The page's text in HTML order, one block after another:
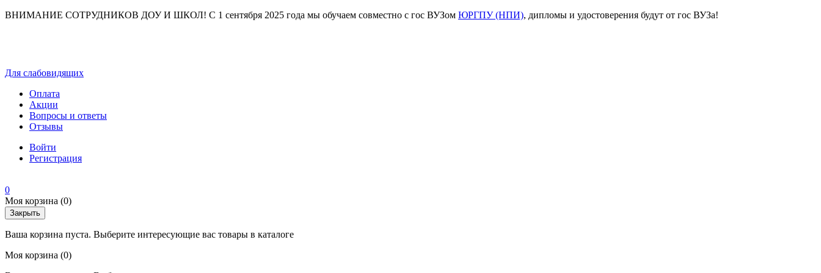
ВНИМАНИЕ СОТРУДНИКОВ ДОУ И ШКОЛ! С 1 сентября 2025 года мы обучаем совместно с гос ВУЗом ЮРГПУ (НПИ), дипломы и удостоверения будут от гос ВУЗа!
Для слабовидящих
Оплата
Акции
Вопросы и ответы
Отзывы
Войти
Регистрация
0
Моя корзина (0)
Закрыть
Ваша корзина пуста. Выберите интересующие вас товары в каталоге
Моя корзина (0)